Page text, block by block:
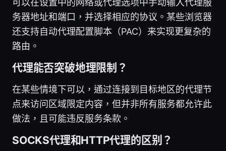
务器地址和端口，并选择相应的协议。某些浏览器
还支持自动代理配置脚本（PAC）来实现更复杂的
路由。
代理能否突破地理限制？
在某些情境下可以，通过连接到目标地区的代理节
点来访问区域限定内容，但并非所有服务都允许此
做法，且可能违反服务条款。
SOCKS代理和HTTP代理的区别？